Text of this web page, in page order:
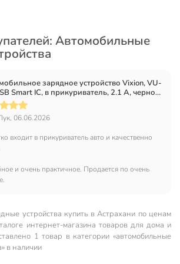
Автомобильные
зарядное устройство Vixion, VU-
Smart IC, в прикуриватель, 2.1 А, черное,
06.06.2026
входит в прикуриватель авто и качественно
и очень практичное. Продается по очень
устройства купить в Астрахани по ценам
интернет-магазина товаров для дома и
1 товар в категории «автомобильные
в наличии